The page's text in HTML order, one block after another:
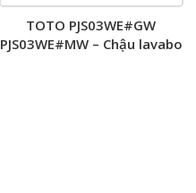
TOTO PJS03WE#GW
PJS03WE#MW – Chậu lavabo